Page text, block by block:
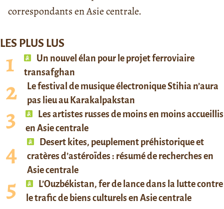
correspondants en Asie centrale.
LES PLUS LUS
Un nouvel élan pour le projet ferroviaire
transafghan
Le festival de musique électronique Stihia n’aura
pas lieu au Karakalpakstan
Les artistes russes de moins en moins accueillis
en Asie centrale
Desert kites, peuplement préhistorique et
cratères d’astéroïdes : résumé de recherches en
Asie centrale
L’Ouzbékistan, fer de lance dans la lutte contre
le trafic de biens culturels en Asie centrale